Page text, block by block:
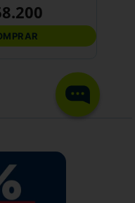
.200